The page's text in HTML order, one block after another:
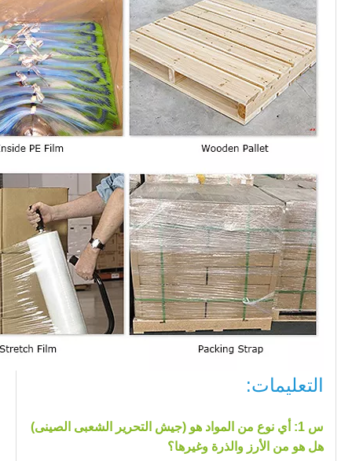
التعليمات:
س 1
: أي نوع من المواد هو (جيش التحرير الشعبى الصينى)
هل هو من الأرز والذرة وغيرها؟